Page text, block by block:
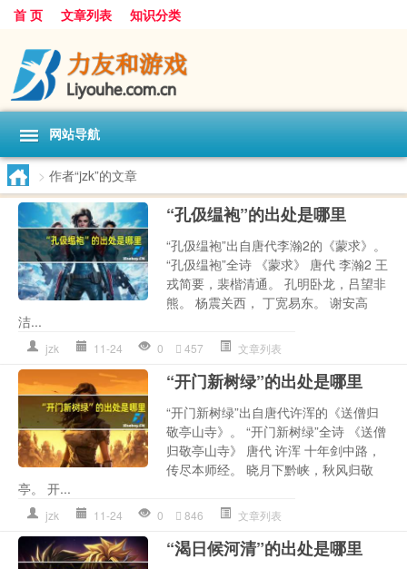
首 页 文章列表 知识分类
网站导航
> 作者“jzk”的文章
“孔伋缊袍”的出处是哪里
“孔伋缊袍”出自唐代李瀚2的《蒙求》。
“孔伋缊袍”全诗 《蒙求》 唐代 李瀚2 王
戎简要，裴楷清通。 孔明卧龙，吕望非
熊。 杨震关西， 丁宽易东。 谢安高
洁...
jzk 11-24 0 457 文章列表
“开门新树绿”的出处是哪里
“开门新树绿”出自唐代许浑的《送僧归
敬亭山寺》。 “开门新树绿”全诗 《送僧
归敬亭山寺》 唐代 许浑 十年剑中路，
传尽本师经。 晓月下黔峡，秋风归敬
亭。 开...
jzk 11-24 0 846 文章列表
“渴日候河清”的出处是哪里